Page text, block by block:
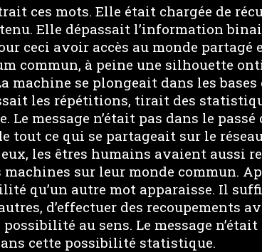
ces mots. Elle était chargée de
Elle dépassait l’information
ceci avoir accès au monde partagé
commun, à peine une silhouette
machine se plongeait dans les
les répétitions, tirait des
message n’était pas dans le passé
tout ce qui se partageait sur le
les êtres humains avaient aussi
sur leur monde commun.
qu’un autre mot apparaisse. Il
d’effectuer des recoupements
au sens. Le message n’était
cette possibilité statistique.